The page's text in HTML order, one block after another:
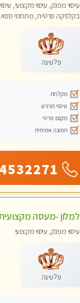
עיסוי מפנק, עיסוי מקצועי, עיסוי
בקלניקה פרטית, מתחמי
פלטינה
מקלחת
עיסוי מרגיע
מקום פרטי
תמונה אמיתית
עיסוי מפנק, עיסוי מקצועי
פלטינה